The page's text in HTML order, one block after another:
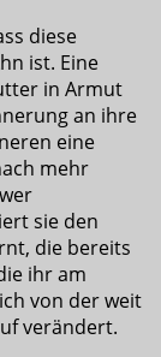
diese
ist. Eine
in Armut
an ihre
eine
mehr
sie den
die bereits
ihr am
von der weit
verändert.